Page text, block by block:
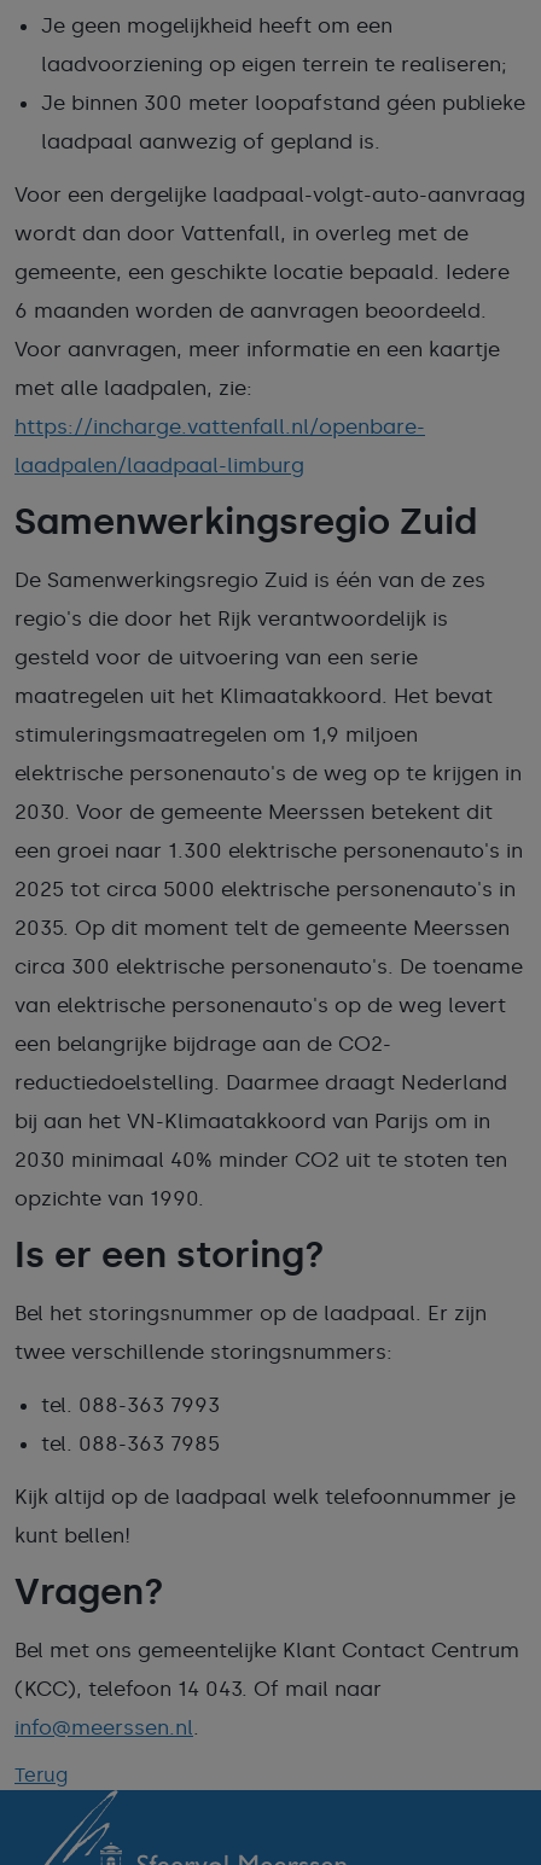
Je geen mogelijkheid heeft om een
laadvoorziening op eigen terrein te realiseren;
Je binnen 300 meter loopafstand géen publieke
laadpaal aanwezig of gepland is.
Voor een dergelijke laadpaal-volgt-auto-aanvraag
wordt dan door Vattenfall, in overleg met de
gemeente, een geschikte locatie bepaald. Iedere
6 maanden worden de aanvragen beoordeeld.
Voor aanvragen, meer informatie en een kaartje
met alle laadpalen, zie:
https://incharge.vattenfall.nl/openbare-
laadpalen/laadpaal-limburg
Samenwerkingsregio Zuid
De Samenwerkingsregio Zuid is één van de zes
regio's die door het Rijk verantwoordelijk is
gesteld voor de uitvoering van een serie
maatregelen uit het Klimaatakkoord. Het bevat
stimuleringsmaatregelen om 1,9 miljoen
elektrische personenauto's de weg op te krijgen in
2030. Voor de gemeente Meerssen betekent dit
een groei naar 1.300 elektrische personenauto's in
2025 tot circa 5000 elektrische personenauto's in
2035. Op dit moment telt de gemeente Meerssen
circa 300 elektrische personenauto's. De toename
van elektrische personenauto's op de weg levert
een belangrijke bijdrage aan de CO2-
reductiedoelstelling. Daarmee draagt Nederland
bij aan het VN-Klimaatakkoord van Parijs om in
2030 minimaal 40% minder CO2 uit te stoten ten
opzichte van 1990.
Is er een storing?
Bel het storingsnummer op de laadpaal. Er zijn
twee verschillende storingsnummers:
tel. 088-363 7993
tel. 088-363 7985
Kijk altijd op de laadpaal welk telefoonnummer je
kunt bellen!
Vragen?
Bel met ons gemeentelijke Klant Contact Centrum
(KCC), telefoon 14 043. Of mail naar
info@meerssen.nl.
Terug